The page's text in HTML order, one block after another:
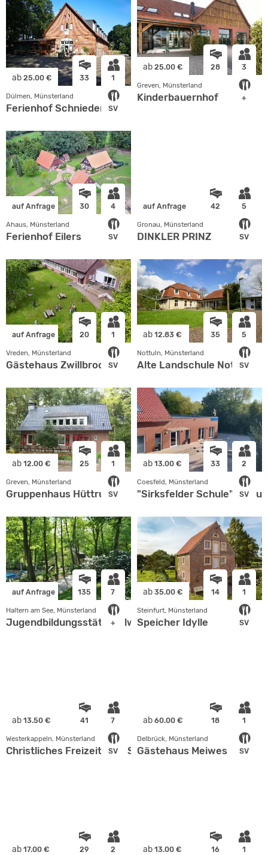
ab 25.00 € 33 1
SV
Dülmen, Münsterland
Ferienhof Schnieder
ab 25.00 € 28 3
+
Greven, Münsterland
Kinderbauernhof
auf Anfrage 30 4
SV
Ahaus, Münsterland
Ferienhof Eilers
auf Anfrage 42 5
SV
Gronau, Münsterland
DINKLER PRINZ
auf Anfrage 20 1
SV
Vreden, Münsterland
Gästehaus Zwillbrock
ab 12.83 € 35 5
SV
Nottuln, Münsterland
Alte Landschule Nottuln
ab 12.00 € 25 1
SV
Greven, Münsterland
Gruppenhaus Hüttrup
ab 13.00 € 33 2
SV
Coesfeld, Münsterland
"Sirksfelder Schule" -
auf Anfrage 135 7
+
Haltern am See, Münsterland
Jugendbildungsstätte Gilwell Sankt Ludger
ab 35.00 € 14 1
SV
Steinfurt, Münsterland
Speicher Idylle
ab 13.50 € 41 7
SV
Westerkappeln, Münsterland
Christliches Freizeitheim Seeste
ab 60.00 € 18 1
SV
Delbrück, Münsterland
Gästehaus Meiwes
ab 17.00 € 29 2 ab 13.00 € 16 1